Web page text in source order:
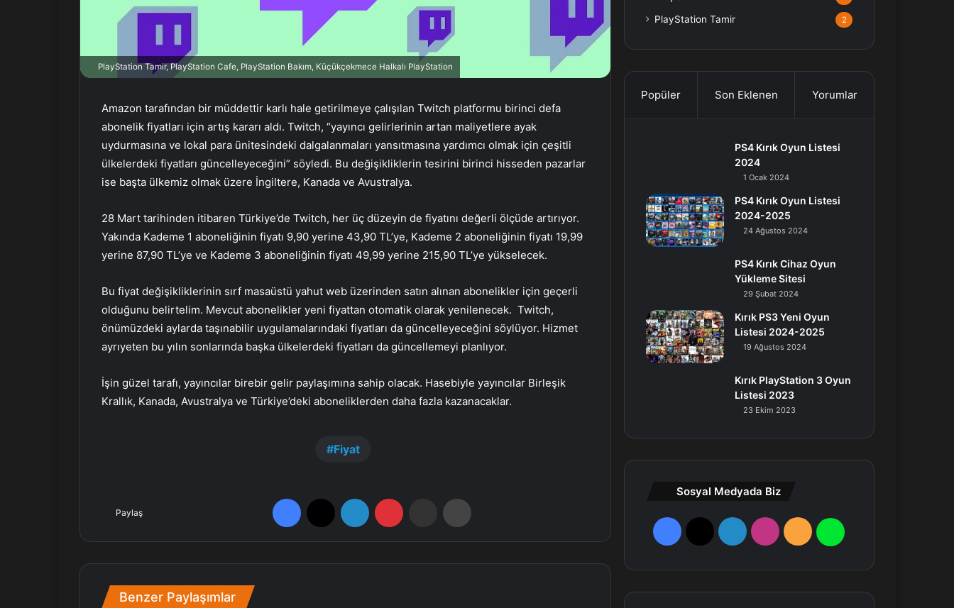
r
k
PlayStation Tamir, PlayStation Cafe, PlayStation Bakım, Küçükçekmece Halkalı PlayStation
Amazon tarafından bir müddettir karlı hale getirilmeye çalışılan Twitch platformu birinci defa
abonelik fiyatları için artış kararı aldı. Twitch, “yayıncı gelirlerinin artan maliyetlere ayak
uydurmasına ve lokal para ünitesindeki dalgalanmaları yansıtmasına yardımcı olmak için çeşitli
ülkelerdeki fiyatları güncelleyeceğini” söyledi. Bu değişikliklerin tesirini birinci hisseden pazarlar
ise başta ülkemiz olmak üzere İngiltere, Kanada ve Avustralya.
28 Mart tarihinden itibaren Türkiye’de Twitch, her üç düzeyin de fiyatını değerli ölçüde artırıyor.
Yakında Kademe 1 aboneliğinin fiyatı 9,90 yerine 43,90 TL’ye, Kademe 2 aboneliğinin fiyatı 19,99
yerine 87,90 TL’ye ve Kademe 3 aboneliğinin fiyatı 49,99 yerine 215,90 TL’ye yükselecek.
Bu fiyat değişikliklerinin sırf masaüstü yahut web üzerinden satın alınan abonelikler için geçerli
olduğunu belirtelim. Mevcut abonelikler yeni fiyattan otomatik olarak yenilenecek. Twitch,
önümüzdeki aylarda taşınabilir uygulamalarındaki fiyatları da güncelleyeceğini söylüyor. Hizmet
ayrıyeten bu yılın sonlarında başka ülkelerdeki fiyatları da güncellemeyi planlıyor.
İşin güzel tarafı, yayıncılar birebir gelir paylaşımına sahip olacak. Hasebiyle yayıncılar Birleşik
Krallık, Kanada, Avustralya ve Türkiye’deki aboneliklerden daha fazla kazanacaklar.
Fiyat
Paylaş
Benzer Paylaşımlar
PlayStation Tamir 2
Popüler Son Eklenen Yorumlar
PS4 Kırık Oyun Listesi
2024
1 Ocak 2024
PS4 Kırık Oyun Listesi
2024-2025
24 Ağustos 2024
PS4 Kırık Cihaz Oyun
Yükleme Sitesi
29 Şubat 2024
Kırık PS3 Yeni Oyun
Listesi 2024-2025
19 Ağustos 2024
Kırık PlayStation 3 Oyun
Listesi 2023
23 Ekim 2023
Sosyal Medyada Biz
F
X
L
R
W
a